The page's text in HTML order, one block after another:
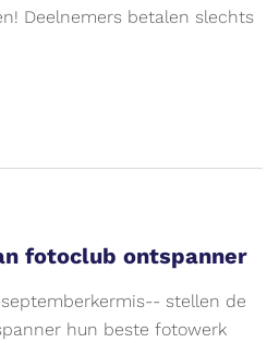
Deelnemers betalen slechts
fotoclub ontspanner
stellen de
hun beste fotowerk